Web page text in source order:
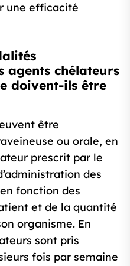
une efficacité
agents chélateurs
doivent-ils être
être
ou orale, en
prescrit par le
des
fonction des
et de la quantité
organisme. En
sont pris
fois par semaine